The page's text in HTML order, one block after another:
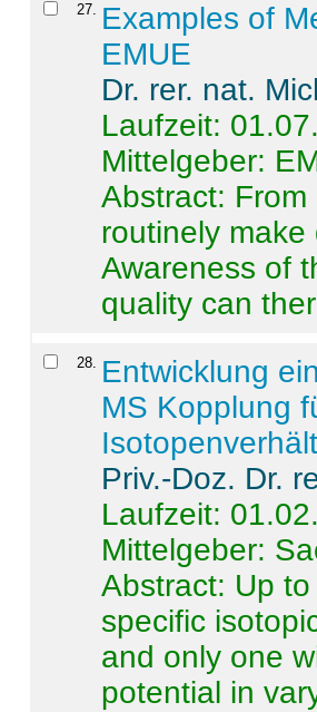
27. Examples of
EMUE
Dr. rer. nat.
Laufzeit:
Mittelgeber:
Abstract:
routinely
Awareness of
quality can
28. Entwicklung
MS Kopplung
Priv.-Doz. Dr.
Laufzeit:
Mittelgeber:
Abstract: Up
specific
and only one
potential in